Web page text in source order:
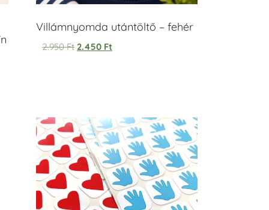
Villámnyomda utántöltő – fehér
2.950Ft 2.450 Ft